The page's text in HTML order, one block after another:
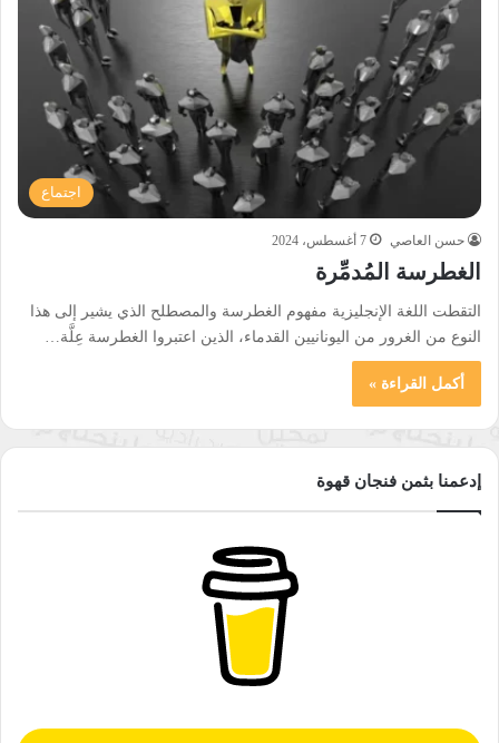
اجتماع
حسن العاصي 7 أغسطس، 2024
الغطرسة المُدمِّرة
التقطت اللغة الإنجليزية مفهوم الغطرسة والمصطلح الذي يشير إلى هذا
النوع من الغرور من اليونانيين القدماء، الذين اعتبروا الغطرسة عِلَّة…
أكمل القراءة »
إدعمنا بثمن فنجان قهوة